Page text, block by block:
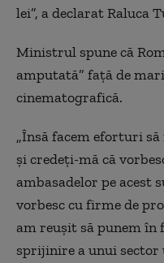
lei”, a declarat Raluca
Ministrul spune că
amputată” față de
cinematografică.
„Însă facem eforturi
și credeți-mă că
ambasadelor pe acest
vorbesc cu firme de
am reușit să punem în
sprijinire a unui sector